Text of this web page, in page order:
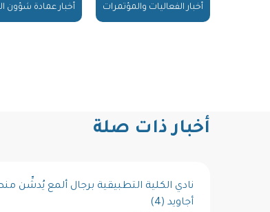
أخبار الفعاليات والمؤتمرات أخبار عمادة شؤون
أخبار ذات صلة
نادي الكلية التطبيقية برجال ألمع يُدشِّن
أجاويد (4)